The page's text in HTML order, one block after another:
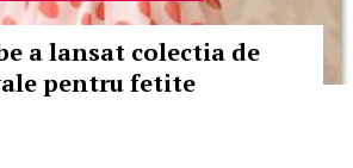
a lansat colectia de
pentru fetite